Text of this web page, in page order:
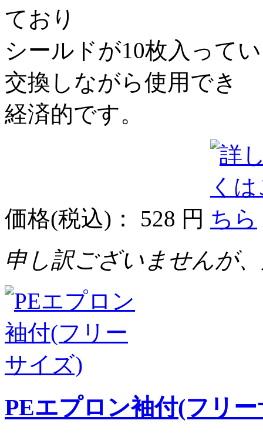
ており
シールドが10枚入って
交換しながら使用でき
経済的です。
価格(税込) ： 528 円
申し訳ございませんが
PEエプロン袖付(フリ